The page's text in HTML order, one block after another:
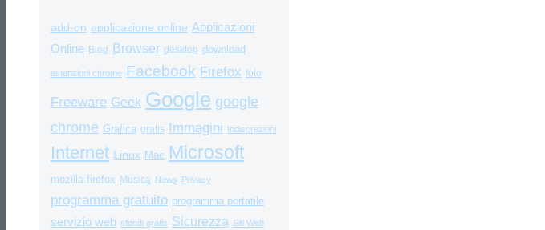
add-on applicazione online Applicazioni
Online Blog Browser desktop download
estensioni chrome Facebook Firefox foto
Freeware Geek Google google
chrome Grafica gratis Immagini Indiscrezioni
Internet Linux Mac Microsoft
mozilla firefox Musica News Privacy
programma gratuito programma portatile
servizio web sfondi gratis Sicurezza Siti Web